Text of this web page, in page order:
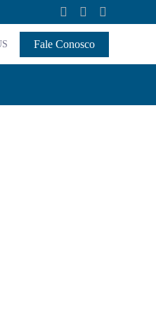
Fale Conosco